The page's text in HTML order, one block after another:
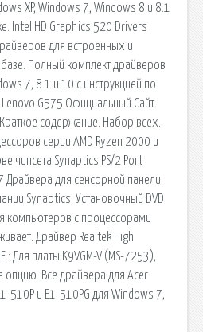
XP, Windows 7, Windows 8 и 8.1
Intel HD Graphics 520 Drivers
для встроенных и
Полный комплект драйверов
7, 8.1 и 10 с инструкцией по
G575 Официальный Сайт.
содержание. Набор всех.
серии AMD Ryzen 2000 и
чипсета Synaptics PS/2 Port
Драйвера для сенсорной панели
Synaptics. Установочный DVD
компьютеров с процессорами
Драйвер Realtek High
Для платы K9VGM-V (MS-7253),
опцию. Все драйвера для Acer
510P и E1-510PG для Windows 7,